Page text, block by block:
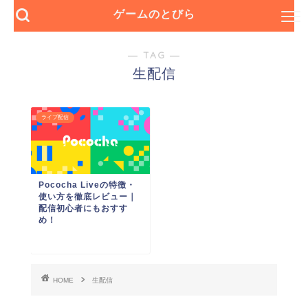
ゲームのとびら
― TAG ―
生配信
ライブ配信
Pococha Liveの特徴・
使い方を徹底レビュー｜
配信初心者にもおすす
め！
HOME 生配信